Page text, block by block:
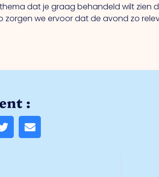
dat je graag behandeld wilt zien
zorgen we ervoor dat de avond zo
: